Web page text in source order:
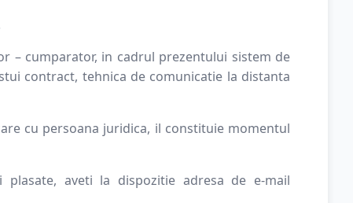
– cumparator, in cadrul prezentului sistem de
contract, tehnica de comunicatie la distanta
cu persoana juridica, il constituie momentul
aveti la dispozitie adresa de e-mail